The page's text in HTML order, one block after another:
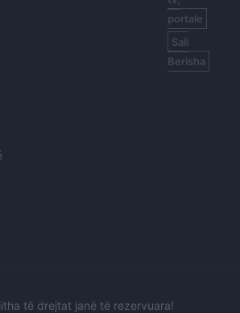
portale
Sali
Berisha
të drejtat janë të rezervuara!